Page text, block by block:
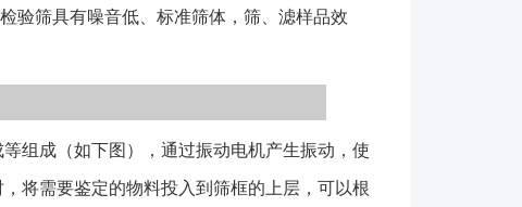
地堪，冶金，药典，化工建材等行业颗粒物料的**标准筛
致。金属丝编织标准筛，标准筛网孔尺寸方孔可至0.02毫
三角孔标准筛网孔尺寸可至0.005毫米（5微米），标准
黄铜H80、不锈钢SUS304．并可经电镀，化学加工可使
,同时经纬丝结点固定在一起,网孔长期使用不会变
验筛具有噪音低、标准筛体，筛、滤样品效
成（如下图），通过振动电机产生振动，使
将需要鉴定的物料投入到筛框的上层，可以根